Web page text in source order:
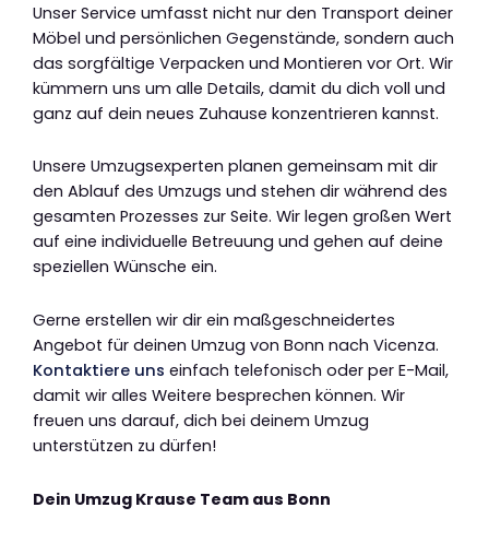
Unser Service umfasst nicht nur den Transport deiner
Möbel und persönlichen Gegenstände, sondern auch
das sorgfältige Verpacken und Montieren vor Ort. Wir
kümmern uns um alle Details, damit du dich voll und
ganz auf dein neues Zuhause konzentrieren kannst.
Unsere Umzugsexperten planen gemeinsam mit dir
den Ablauf des Umzugs und stehen dir während des
gesamten Prozesses zur Seite. Wir legen großen Wert
auf eine individuelle Betreuung und gehen auf deine
speziellen Wünsche ein.
Gerne erstellen wir dir ein maßgeschneidertes
Angebot für deinen Umzug von Bonn nach Vicenza.
Kontaktiere uns einfach telefonisch oder per E-Mail,
damit wir alles Weitere besprechen können. Wir
freuen uns darauf, dich bei deinem Umzug
unterstützen zu dürfen!
Dein Umzug Krause Team aus Bonn